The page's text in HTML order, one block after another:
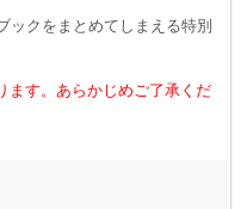
ックをまとめてしまえる特別
ます。あらかじめご了承くだ